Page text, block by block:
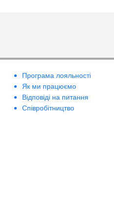
Програма лояльності
Як ми працюємо
Відповіді на питання
Співробітництво